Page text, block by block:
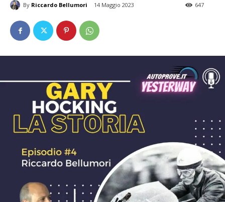
By Riccardo Bellumori 14 Maggio 2023 647